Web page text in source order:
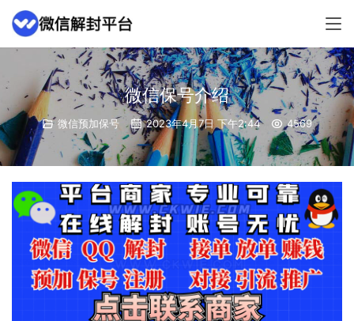
微信保号介绍
微信预加保号 2023年4月7日 下午2:44 4569